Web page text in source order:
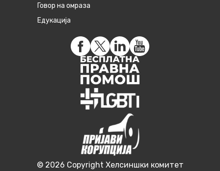
Говор на омраза
Едукација
© 2026 Copyright Хелсиншки комитет